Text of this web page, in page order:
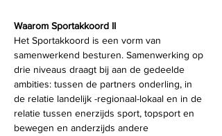
Waarom Sportakkoord II
Het Sportakkoord is een vorm van
samenwerkend besturen. Samenwerking op
drie niveaus draagt bij aan de gedeelde
ambities: tussen de partners onderling, in
de relatie landelijk -regionaal-lokaal en in de
relatie tussen enerzijds sport, topsport en
bewegen en anderzijds andere